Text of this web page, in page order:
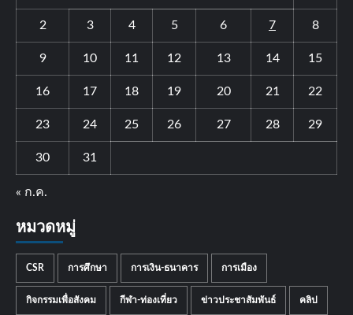
2 3 4 5 6 7 8
9 10 11 12 13 14 15
16 17 18 19 20 21 22
23 24 25 26 27 28 29
30 31
« ก.ค.
หมวดหมู่
CSR การศึกษา การเงิน-ธนาคาร การเมือง
กิจกรรมเพื่อสังคม กีฬา-ท่องเที่ยว ข่าวประชาสัมพันธ์ คลิป